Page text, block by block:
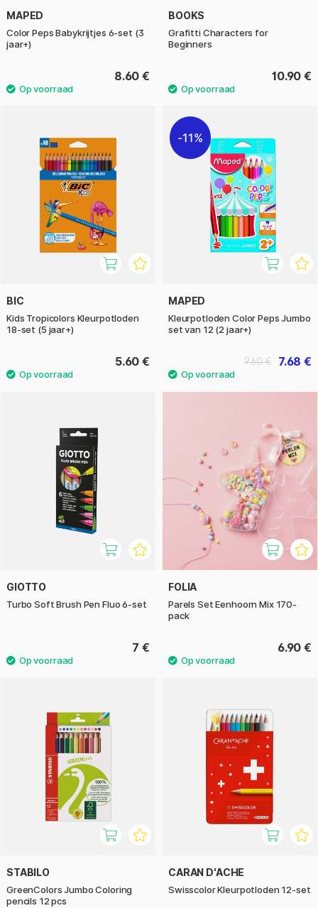
MAPED
Color Peps Babykrijtjes 6-set (3
jaar+)
8.60 €
BOOKS
Grafitti Characters for
Beginners
10.90 €
BIC
Kids Tropicolors Kleurpotloden
18-set (5 jaar+)
5.60 €
11%
MAPED
Kleurpotloden Color Peps Jumbo
set van 12 (2 jaar+)
7.68 €
9.60 €
GIOTTO
Turbo Soft Brush Pen Fluo 6-set
7 €
FOLIA
Parels Set Eenhoorn Mix 170-
pack
6.90 €
STABILO
GreenColors Jumbo Coloring
pencils 12 pcs
CARAN D'ACHE
Swisscolor Kleurpotloden 12-set